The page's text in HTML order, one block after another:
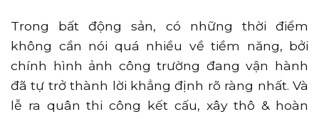
Trong bất động sản, có những thời điểm
không cần nói quá nhiều về tiềm năng, bởi
chính hình ảnh công trường đang vận hành
đã tự trở thành lời khẳng định rõ ràng nhất. Và
lễ ra quân thi công kết cấu, xây thô & hoàn